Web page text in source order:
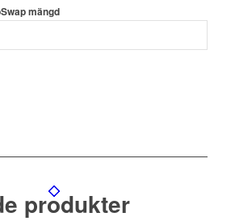
mängd
produkter